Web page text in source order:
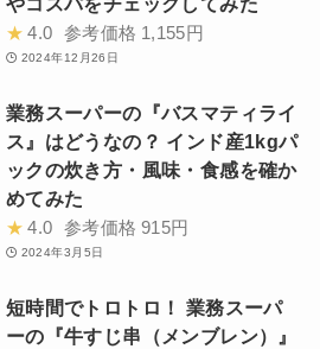
★ 4.0 参考価格 1,155円
2024年12月26日
業務スーパーの『バスマティライ
ス』はどうなの？ インド産1kgパ
ックの炊き方・風味・食感を確か
めてみた
★ 4.0 参考価格 915円
2024年3月5日
短時間でトロトロ！ 業務スーパ
ーの『牛すじ串（メンブレン）』